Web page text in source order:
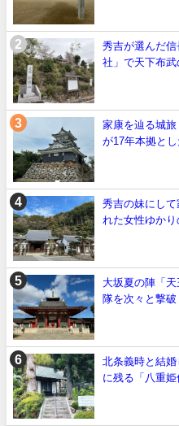
秀吉が選んだ
社」で天下布武
家康を辿る城
が17年本拠と
秀吉の妹にし
れた女性ゆか
大坂夏の陣「
隊を次々と撃
北条義時と結婚
に残る「八重